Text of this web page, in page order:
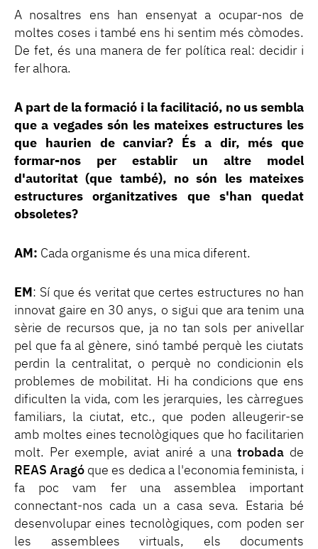
A nosaltres ens han ensenyat a ocupar-nos de
moltes coses i també ens hi sentim més còmodes.
De fet, és una manera de fer política real: decidir i
fer alhora.
A part de la formació i la facilitació, no us sembla
que a vegades són les mateixes estructures les
que haurien de canviar? És a dir, més que
formar-nos per establir un altre model
d'autoritat (que també), no són les mateixes
estructures organitzatives que s'han quedat
obsoletes?
AM: Cada organisme és una mica diferent.
EM : Sí que és veritat que certes estructures no han
innovat gaire en 30 anys, o sigui que ara tenim una
sèrie de recursos que, ja no tan sols per anivellar
pel que fa al gènere, sinó també perquè les ciutats
perdin la centralitat, o perquè no condicionin els
problemes de mobilitat. Hi ha condicions que ens
dificulten la vida, com les jerarquies, les càrregues
familiars, la ciutat, etc., que poden alleugerir-se
amb moltes eines tecnològiques que ho facilitarien
molt. Per exemple, aviat aniré a una trobada de
REAS Aragó que es dedica a l'economia feminista, i
fa poc vam fer una assemblea important
connectant-nos cada un a casa seva. Estaria bé
desenvolupar eines tecnològiques, com poden ser
les assemblees virtuals, els documents